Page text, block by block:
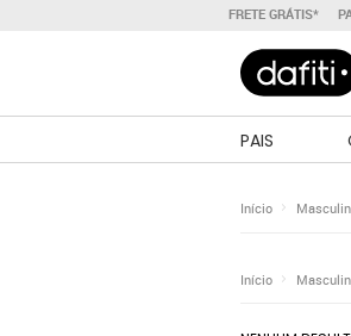
FRETE GRÁTIS*
PAIS
Início
Início